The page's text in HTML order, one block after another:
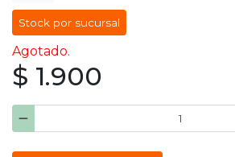
Stock por sucursal
Agotado.
$ 1.900